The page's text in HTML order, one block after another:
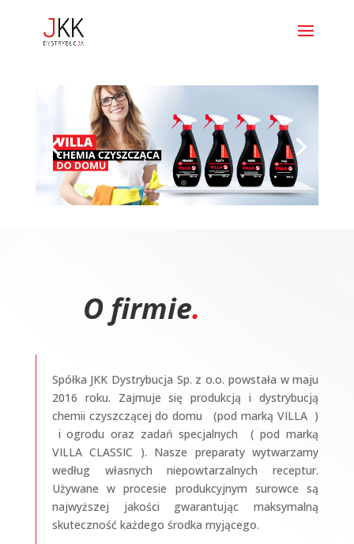
O firmie.
Spółka JKK Dystrybucja Sp. z o.o. powstała w maju
2016 roku. Zajmuje się produkcją i dystrybucją
chemii czyszczącej do domu (pod marką VILLA )
i ogrodu oraz zadań specjalnych ( pod marką
VILLA CLASSIC ). Nasze preparaty wytwarzamy
według własnych niepowtarzalnych receptur.
Używane w procesie produkcyjnym surowce są
najwyższej jakości gwarantując maksymalną
skuteczność każdego środka myjącego.